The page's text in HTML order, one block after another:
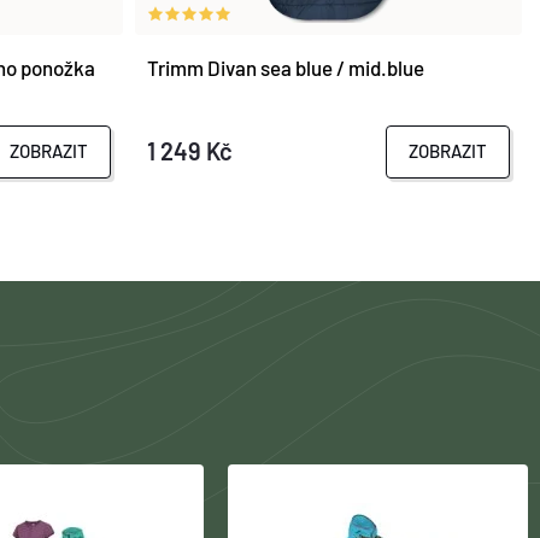
ponožka
ZOBRAZIT
Trimm Divan sea blue / mid.blue
1 249 Kč ZOBRAZIT